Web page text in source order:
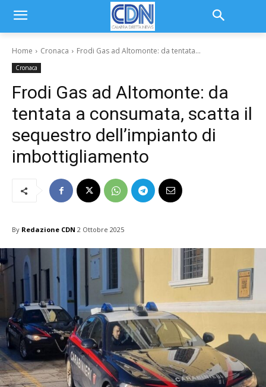
Home Cronaca Frodi Gas ad Altomonte: da tentata...
Cronaca
Frodi Gas ad Altomonte: da
tentata a consumata, scatta il
sequestro dell’impianto di
imbottigliamento
By Redazione CDN 2 Ottobre 2025